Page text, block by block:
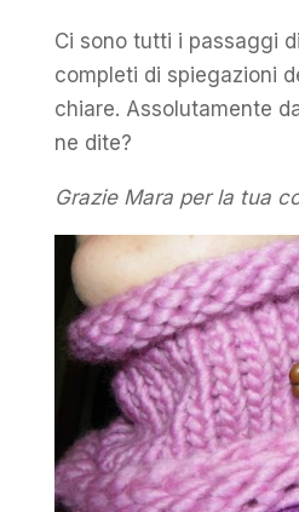
Ci sono tutti i passaggi
completi di spiegazioni
chiare. Assolutamente
ne dite?
Grazie Mara per la tua